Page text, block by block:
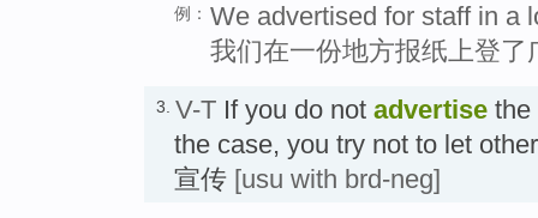
例： We advertised for staff in a
我们在一份地方报纸上登了
3. V-T If you do not advertise the
the case, you try not to let
宣传 [usu with brd-neg]